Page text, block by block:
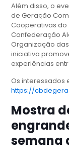
Além disso, o
de Geração
Cooperativas
Confederação
Organização
iniciativa
experiências
Os interessados
https://
Mostra
semana